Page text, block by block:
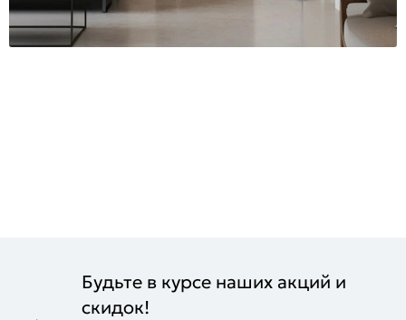
Будьте в курсе наших акций и
скидок!